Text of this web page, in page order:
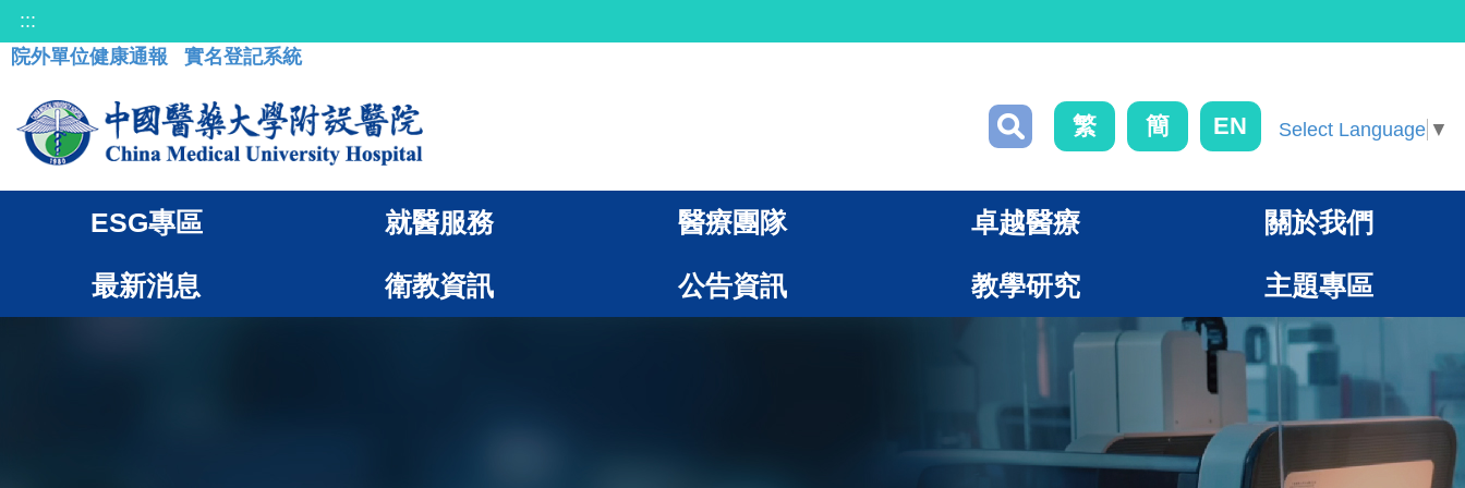
:::
院外單位健康通報
實名登記系統
繁 簡 EN Select Language ▼
ESG專區 就醫服務 醫療團隊 卓越醫療 關於我們
最新消息 衛教資訊 公告資訊 教學研究 主題專區